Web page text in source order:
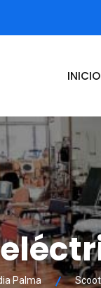
INICIO
Palma